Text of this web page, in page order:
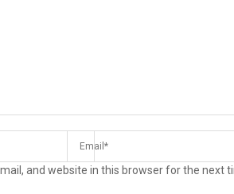
and website in this browser for the next